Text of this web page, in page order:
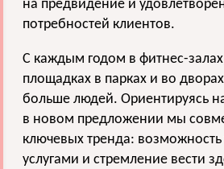
на предвидение и
потребностей клиентов.
С каждым годом в фитнес-
площадках в парках и во
больше людей. Ориентируясь
в новом предложении мы
ключевых тренда:
услугами и стремление вести